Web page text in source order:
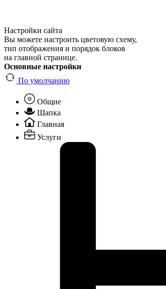
Настройки сайта
Вы можете настроить цветовую схему,
тип отображения и порядок блоков
на главной странице.
Основные настройки
По умолчанию
Общие
Шапка
Главная
Услуги